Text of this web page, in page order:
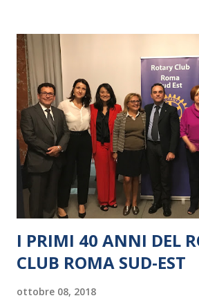
I PRIMI 40 ANNI DEL
CLUB ROMA SUD-EST
ottobre 08, 2018